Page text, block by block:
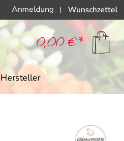
Anmeldung | Wunschzettel
0,00 €*
Hersteller